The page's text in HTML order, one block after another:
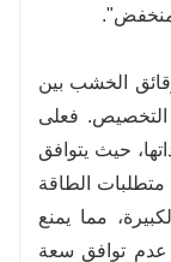
منخفض".
الخشب بين
التخصيص. فعلى
حيث يتوافق
مع متطلبات الطاقة
مما يمنع
عدم توافق سعة